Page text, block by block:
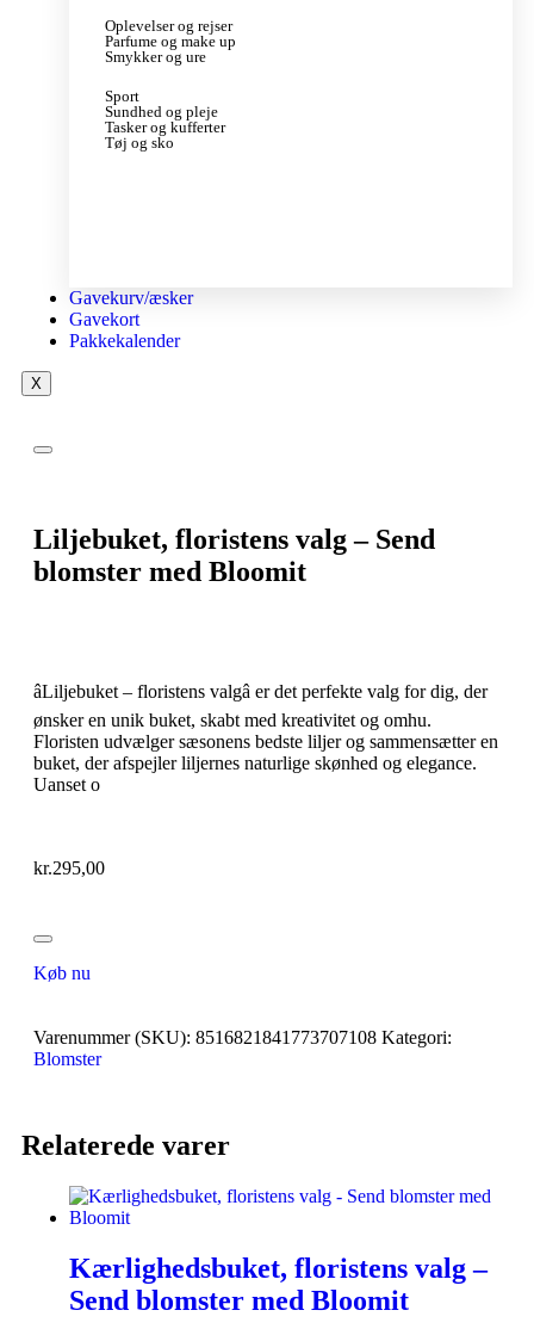
Oplevelser og rejser
Parfume og make up
Smykker og ure
Sport
Sundhed og pleje
Tasker og kufferter
Tøj og sko
Gavekurv/æsker
Gavekort
Pakkekalender
X
Liljebuket, floristens valg – Send
blomster med Bloomit
âLiljebuket – floristens valgâ er det perfekte valg for dig, der
ønsker en unik buket, skabt med kreativitet og omhu.
Floristen udvælger sæsonens bedste liljer og sammensætter en
buket, der afspejler liljernes naturlige skønhed og elegance.
Uanset o
kr.295,00
Køb nu
Varenummer (SKU): 8516821841773707108 Kategori:
Blomster
Relaterede varer
Kærlighedsbuket, floristens valg –
Send blomster med Bloomit